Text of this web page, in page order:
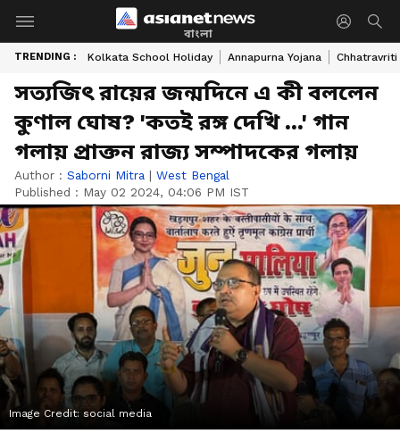
বাংলা
TRENDING : Kolkata School Holiday Annapurna Yojana Chhatravriti
সত্যজিৎ রায়ের জন্মদিনে এ কী বললেন
কুণাল ঘোষ? 'কতই রঙ্গ দেখি ...' গান
গলায় প্রাক্তন রাজ্য সম্পাদকের গলায়
Author : Saborni Mitra | West Bengal
Published : May 02 2024, 04:06 PM IST
Image Credit: social media